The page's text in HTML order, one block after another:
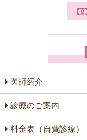
医師紹介
診療のご案内
料金表（自費診療）